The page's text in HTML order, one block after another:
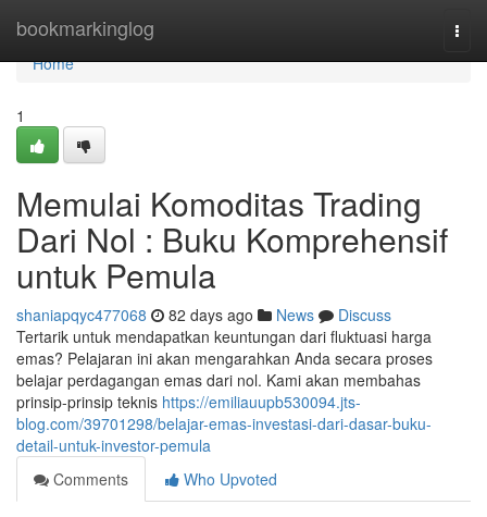
bookmarkinglog
Home
Home
1
Memulai Komoditas Trading
Dari Nol : Buku Komprehensif
untuk Pemula
shaniapqyc477068 82 days ago News
Discuss
Tertarik untuk mendapatkan keuntungan dari fluktuasi harga
emas? Pelajaran ini akan mengarahkan Anda secara proses
belajar perdagangan emas dari nol. Kami akan membahas
prinsip-prinsip teknis https://emiliauupb530094.jts-
blog.com/39701298/belajar-emas-investasi-dari-dasar-buku-
detail-untuk-investor-pemula
Comments
Who Upvoted